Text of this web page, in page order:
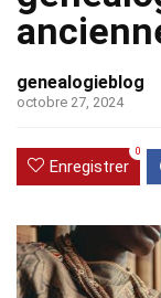
genealogieblog
octobre 27, 2024
Enregistrer
0